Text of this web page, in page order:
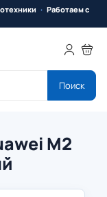
Работаем с
Поиск
M2